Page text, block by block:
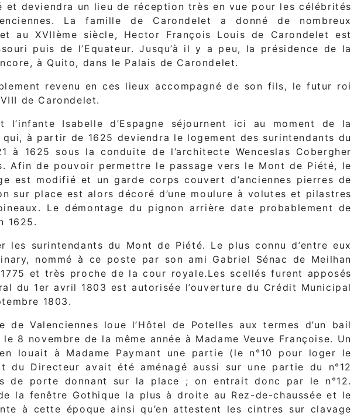
et deviendra un lieu de réception très en vue pour les célébrités
La famille de Carondelet a donné de nombreux
au XVIIème siècle, Hector François Louis de Carondelet est
puis de l’Equateur. Jusqu’à il y a peu, la présidence de la
à Quito, dans le Palais de Carondelet.
revenu en ces lieux accompagné de son fils, le futur roi
de Carondelet.
Isabelle d’Espagne séjournent ici au moment de la
à partir de 1625 deviendra le logement des surintendants du
1625 sous la conduite de l’architecte Wenceslas Cobergher
Afin de pouvoir permettre le passage vers le Mont de Piété, le
est modifié et un garde corps couvert d’anciennes pierres de
sur place est alors décoré d’une moulure à volutes et pilastres
Le démontage du pignon arrière date probablement de
1625.
les surintendants du Mont de Piété. Le plus connu d’entre eux
nommé à ce poste par son ami Gabriel Sénac de Meilhan
et très proche de la cour royale.Les scellés furent apposés
du 1er avril 1803 est autorisée l’ouverture du Crédit Municipal
1803.
Valenciennes loue l’Hôtel de Potelles aux termes d’un bail
8 novembre de la même année à Madame Veuve Françoise. Un
louait à Madame Paymant une partie (le n°10 pour loger le
du Directeur avait été aménagé aussi sur une partie du n°12
de porte donnant sur la place ; on entrait donc par le n°12.
la fenêtre Gothique la plus à droite au Rez-de-chaussée et le
à cette époque ainsi qu’en attestent les cintres sur clavage